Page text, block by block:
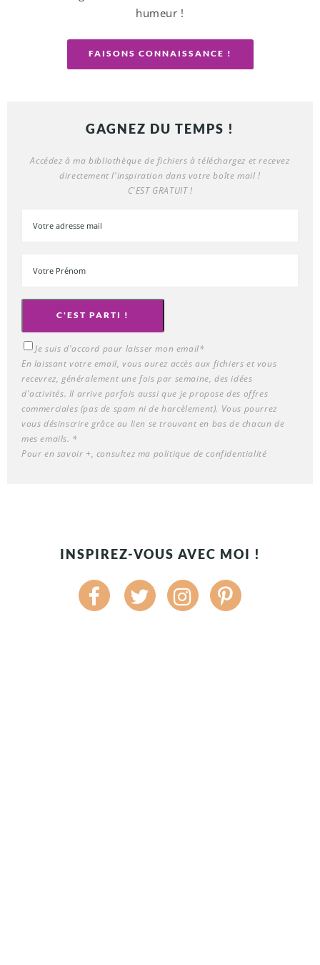
humeur !
FAISONS CONNAISSANCE !
GAGNEZ DU TEMPS !
Accédez à ma bibliothèque de fichiers à téléchargez et recevez
directement l'inspiration dans votre boîte mail !
C'EST GRATUIT !
C'EST PARTI !
Je suis d'accord pour laisser mon email*
En laissant votre email, vous aurez accès aux fichiers et vous
recevrez, généralement une fois par semaine, des idées
d'activités. Il arrive parfois aussi que je propose des offres
commerciales (pas de spam ni de harcèlement). Vous pourrez
vous désinscrire grâce au lien se trouvant en bas de chacun de
mes emails. *
Pour en savoir +, consultez ma politique de confidentialité
INSPIREZ-VOUS AVEC MOI !